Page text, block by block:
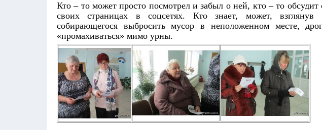
Кто – то может просто посмотрел и забыл о ней, кто – то
своих страницах в соцсетях. Кто знает, может, взглянув
собирающегося выбросить мусор в неположенном месте,
«промахиваться» мимо урны.